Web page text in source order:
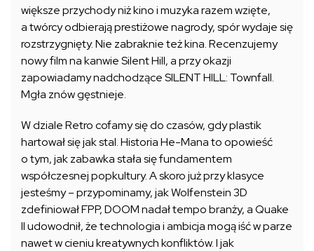
większe przychody niż kino i muzyka razem wzięte,
a twórcy odbierają prestiżowe nagrody, spór wydaje się
rozstrzygnięty. Nie zabraknie też kina. Recenzujemy
nowy film na kanwie Silent Hill, a przy okazji
zapowiadamy nadchodzące SILENT HILL: Townfall.
Mgła znów gęstnieje.
W dziale Retro cofamy się do czasów, gdy plastik
hartował się jak stal. Historia He-Mana to opowieść
o tym, jak zabawka stała się fundamentem
współczesnej popkultury. A skoro już przy klasyce
jesteśmy – przypominamy, jak Wolfenstein 3D
zdefiniował FPP, DOOM nadał tempo branży, a Quake
II udowodnił, że technologia i ambicja mogą iść w parze
nawet w cieniu kreatywnych konfliktów. I jak